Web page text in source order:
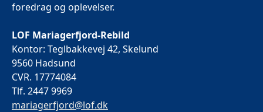
foredrag og oplevelser.
LOF Mariagerfjord-Rebild
Kontor: Teglbakkevej 42, Skelund
9560 Hadsund
CVR. 17774084
Tlf. 2447 9969
mariagerfjord@lof.dk